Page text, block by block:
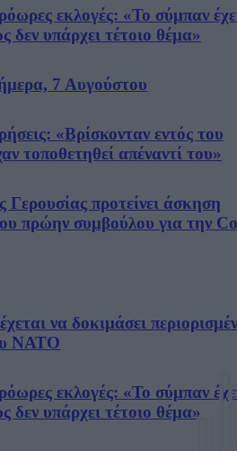
εκλογές: «Το σύμπαν
δεν υπάρχει τέτοιο θέμα»
7 Αυγούστου
«Bρίσκονταν εντός του
τοποθετηθεί απέναντί του»
προτείνει άσκηση
πρώην συμβούλου για την
να δοκιμάσει
ΝΑΤΟ
εκλογές: «Το σύμπαν
δεν υπάρχει τέτοιο θέμα»